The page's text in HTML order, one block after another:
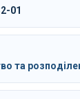
01
та